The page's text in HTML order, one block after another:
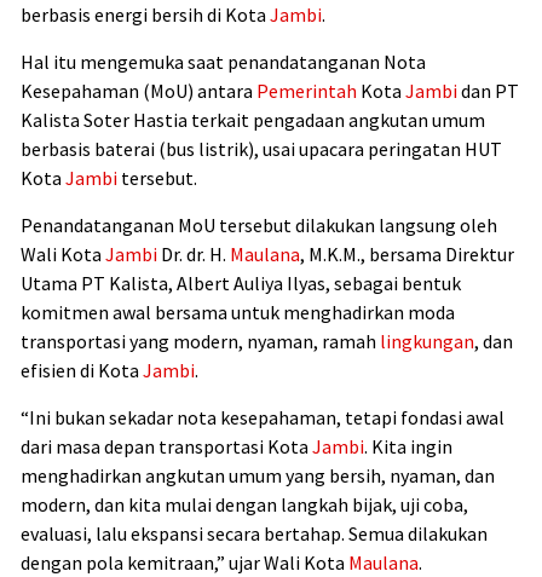
berbasis energi bersih di Kota Jambi.
Hal itu mengemuka saat penandatanganan Nota
Kesepahaman (MoU) antara Pemerintah Kota Jambidan PT
Kalista Soter Hastia terkait pengadaan angkutan umum
berbasis baterai (bus listrik), usai upacara peringatan HUT
Kota Jambi tersebut.
Penandatanganan MoU tersebut dilakukan langsung oleh
Wali Kota Jambi Dr. dr. H. Maulana, M.K.M., bersama Direktur
Utama PT Kalista, Albert Auliya Ilyas, sebagai bentuk
komitmen awal bersama untuk menghadirkan moda
transportasi yang modern, nyaman, ramah lingkungan, dan
efisien di Kota Jambi.
“Ini bukan sekadar nota kesepahaman, tetapi fondasi awal
dari masa depan transportasi Kota Jambi. Kita ingin
menghadirkan angkutan umum yang bersih, nyaman, dan
modern, dan kita mulai dengan langkah bijak, uji coba,
evaluasi, lalu ekspansi secara bertahap. Semua dilakukan
dengan pola kemitraan,” ujar Wali Kota Maulana.